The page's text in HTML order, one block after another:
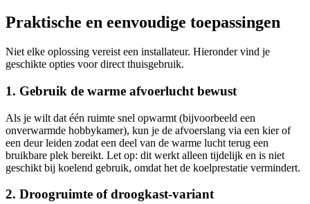
Praktische en eenvoudige toepassingen
Niet elke oplossing vereist een installateur. Hieronder vind je
geschikte opties voor direct thuisgebruik.
1. Gebruik de warme afvoerlucht bewust
Als je wilt dat één ruimte snel opwarmt (bijvoorbeeld een
onverwarmde hobbykamer), kun je de afvoerslang via een kier of
een deur leiden zodat een deel van de warme lucht terug een
bruikbare plek bereikt. Let op: dit werkt alleen tijdelijk en is niet
geschikt bij koelend gebruik, omdat het de koelprestatie vermindert.
2. Droogruimte of droogkast-variant